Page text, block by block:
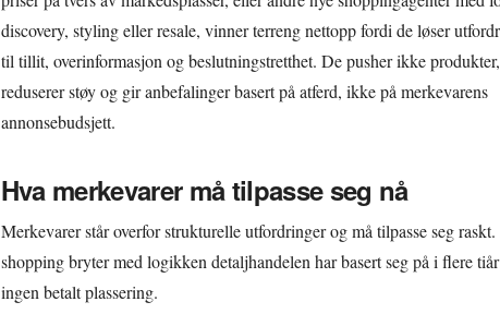
discovery, styling eller resale, vinner terreng nettopp fordi de løser
til tillit, overinformasjon og beslutningstretthet. De pusher ikke
reduserer støy og gir anbefalinger basert på atferd, ikke på merkevarens
annonsebudsjett.
Hva merkevarer må tilpasse seg nå
Merkevarer står overfor strukturelle utfordringer og må tilpasse seg
shopping bryter med logikken detaljhandelen har basert seg på i flere
ingen betalt plassering.